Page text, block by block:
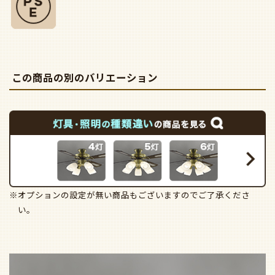
この商品の別のバリエーション
※オプションの設定が無い商品もございますのでご了承くださ
い。